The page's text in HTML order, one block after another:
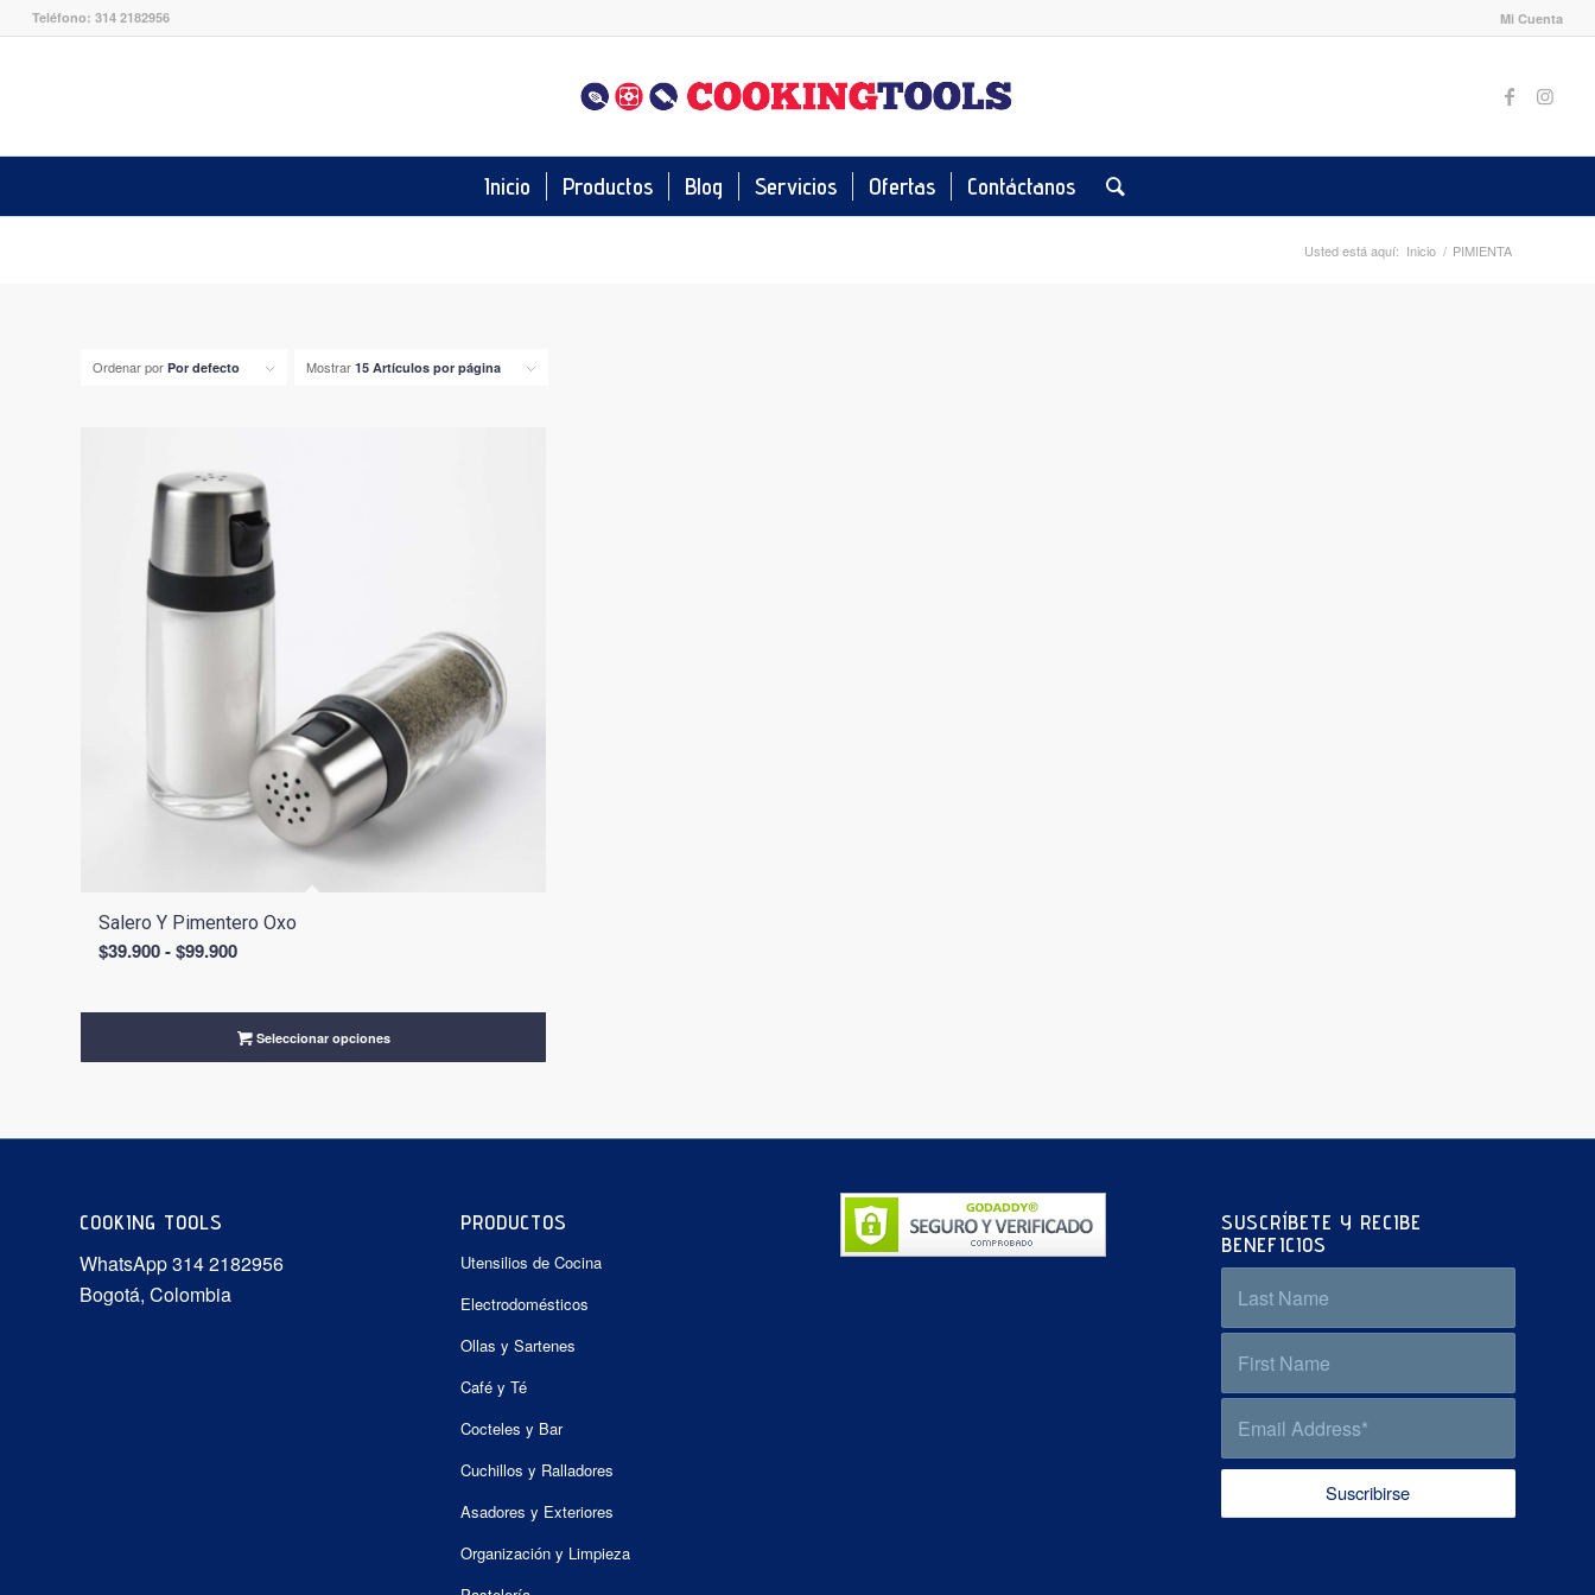
Mi Cuenta
Teléfono: 314 2182956
Inicio Productos Blog Servicios Ofertas Contáctanos
Usted está aquí: Inicio / PIMIENTA
Ordenar por Por defecto Mostrar 15 Artículos por página
Salero Y Pimentero Oxo
$39.900-$99.900Rango
precios:
desde
$39.900
Seleccionar opciones
COOKING TOOLS
WhatsApp 314 2182956
Bogotá, Colombia
PRODUCTOS
Utensilios de Cocina
Electrodomésticos
Ollas y Sartenes
Café y Té
Cocteles y Bar
Cuchillos y Ralladores
Asadores y Exteriores
Organización y Limpieza
SUSCRÍBETE Y RECIBE
BENEFICIOS